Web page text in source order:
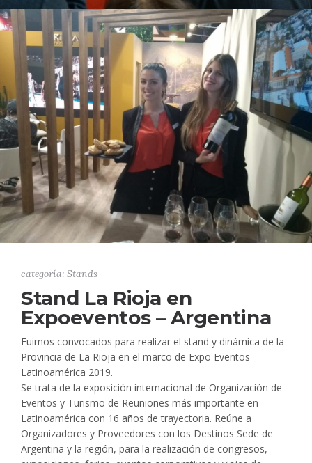
categoría: Stands
Stand La Rioja en
Expoeventos – Argentina
Fuimos convocados para realizar el stand y dinámica de la
Provincia de La Rioja en el marco de Expo Eventos
Latinoamérica 2019.
Se trata de la exposición internacional de Organización de
Eventos y Turismo de Reuniones más importante en
Latinoamérica con 16 años de trayectoria. Reúne a
Organizadores y Proveedores con los Destinos Sede de
Argentina y la región, para la realización de congresos,